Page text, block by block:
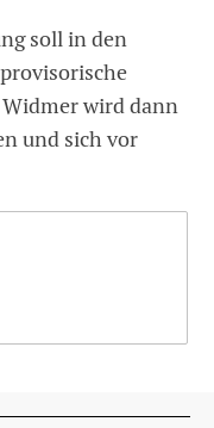
soll in den
wird dann
und sich vor